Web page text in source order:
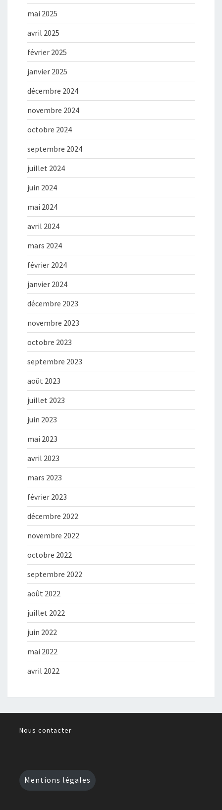
mai 2025
avril 2025
février 2025
janvier 2025
décembre 2024
novembre 2024
octobre 2024
septembre 2024
juillet 2024
juin 2024
mai 2024
avril 2024
mars 2024
février 2024
janvier 2024
décembre 2023
novembre 2023
octobre 2023
septembre 2023
août 2023
juillet 2023
juin 2023
mai 2023
avril 2023
mars 2023
février 2023
décembre 2022
novembre 2022
octobre 2022
septembre 2022
août 2022
juillet 2022
juin 2022
mai 2022
avril 2022
Nous contacter
Mentions légales